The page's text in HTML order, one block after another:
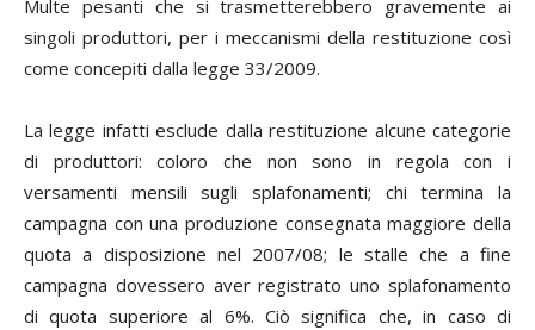
Multe pesanti che si trasmetterebbero gravemente ai
singoli produttori, per i meccanismi della restituzione così
come concepiti dalla legge 33/2009.
La legge infatti esclude dalla restituzione alcune categorie
di produttori: coloro che non sono in regola con i
versamenti mensili sugli splafonamenti; chi termina la
campagna con una produzione consegnata maggiore della
quota a disposizione nel 2007/08; le stalle che a fine
campagna dovessero aver registrato uno splafonamento
di quota superiore al 6%. Ciò significa che, in caso di